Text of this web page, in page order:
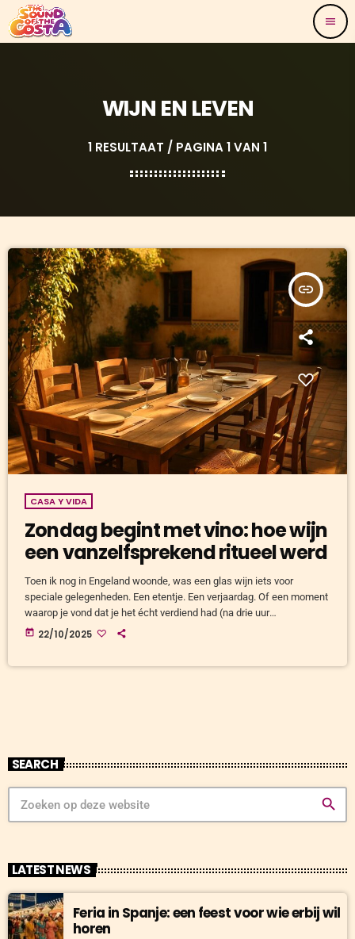
menu
WIJN EN LEVEN
1 RESULTAAT / PAGINA 1 VAN 1
insert_link
CASA Y VIDA
Zondag begint met vino: hoe wijn
een vanzelfsprekend ritueel werd
Toen ik nog in Engeland woonde, was een glas wijn iets voor
speciale gelegenheden. Een etentje. Een verjaardag. Of een moment
waarop je vond dat je het écht verdiend had (na drie uur
modderworstelen met het Londense openbaar vervoer, bijvoorbeeld).
today 22/10/2025
SEARCH
search
LATEST NEWS
Feria in Spanje: een feest voor wie erbij wil
horen